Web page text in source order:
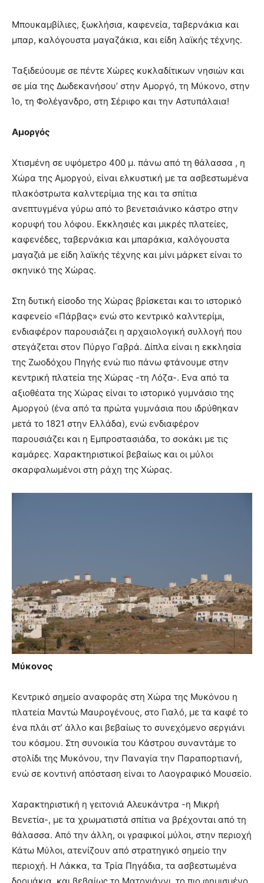
Μπουκαμβίλιες, ξωκλήσια, καφενεία, ταβερνάκια και
μπαρ, καλόγουστα μαγαζάκια, και είδη λαϊκής τέχνης.
Ταξιδεύουμε σε πέντε Χώρες κυκλαδίτικων νησιών και
σε μία της Δωδεκανήσου’ στην Αμοργό, τη Μύκονο, στην
Ίο, τη Φολέγανδρο, στη Σέριφο και την Αστυπάλαια!
Αμοργός
Χτισμένη σε υψόμετρο 400 μ. πάνω από τη θάλασσα , η
Χώρα της Αμοργού, είναι ελκυστική με τα ασβεστωμένα
πλακόστρωτα καλντερίμια της και τα σπίτια
ανεπτυγμένα γύρω από το βενετσιάνικο κάστρο στην
κορυφή του λόφου. Εκκλησιές και μικρές πλατείες,
καφενέδες, ταβερνάκια και μπαράκια, καλόγουστα
μαγαζιά με είδη λαϊκής τέχνης και μίνι μάρκετ είναι το
σκηνικό της Χώρας.
Στη δυτική είσοδο της Χώρας βρίσκεται και το ιστορικό
καφενείο «Πάρβας» ενώ στο κεντρικό καλντερίμι,
ενδιαφέρον παρουσιάζει η αρχαιολογική συλλογή που
στεγάζεται στον Πύργο Γαβρά. Δίπλα είναι η εκκλησία
της Ζωοδόχου Πηγής ενώ πιο πάνω φτάνουμε στην
κεντρική πλατεία της Χώρας -τη Λόζα-. Ενα από τα
αξιοθέατα της Χώρας είναι το ιστορικό γυμνάσιο της
Αμοργού (ένα από τα πρώτα γυμνάσια που ιδρύθηκαν
μετά το 1821 στην Ελλάδα), ενώ ενδιαφέρον
παρουσιάζει και η Εμπροστασιάδα, το σοκάκι με τις
καμάρες. Χαρακτηριστικοί βεβαίως και οι μύλοι
σκαρφαλωμένοι στη ράχη της Χώρας.
Μύκονος
Κεντρικό σημείο αναφοράς στη Χώρα της Μυκόνου η
πλατεία Μαντώ Μαυρογένους, στο Γιαλό, με τα καφέ το
ένα πλάι στ’ άλλο και βεβαίως το συνεχόμενο σεργιάνι
του κόσμου. Στη συνοικία του Κάστρου συναντάμε το
στολίδι της Μυκόνου, την Παναγία την Παραπορτιανή,
ενώ σε κοντινή απόσταση είναι το Λαογραφικό Μουσείο.
Χαρακτηριστική η γειτονιά Αλευκάντρα -η Μικρή
Βενετία-, με τα χρωματιστά σπίτια να βρέχονται από τη
θάλασσα. Από την άλλη, οι γραφικοί μύλοι, στην περιοχή
Κάτω Μύλοι, ατενίζουν από στρατηγικό σημείο την
περιοχή. Η Λάκκα, τα Τρία Πηγάδια, τα ασβεστωμένα
δρομάκια, και βεβαίως το Ματογιάννι, το πιο φημισμένο